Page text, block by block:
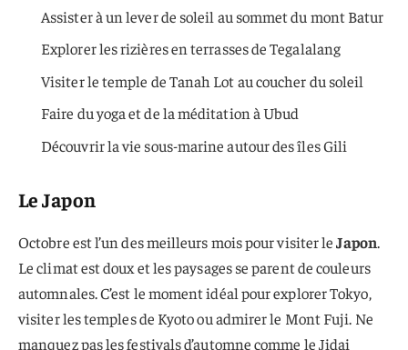
Assister à un lever de soleil au sommet du mont Batur
Explorer les rizières en terrasses de Tegalalang
Visiter le temple de Tanah Lot au coucher du soleil
Faire du yoga et de la méditation à Ubud
Découvrir la vie sous-marine autour des îles Gili
Le Japon
Octobre est l’un des meilleurs mois pour visiter leJapon.
Le climat est doux et les paysages se parent de couleurs
automnales. C’est le moment idéal pour explorer Tokyo,
visiter les temples de Kyoto ou admirer le Mont Fuji. Ne
manquez pas les festivals d’automne comme le Jidai